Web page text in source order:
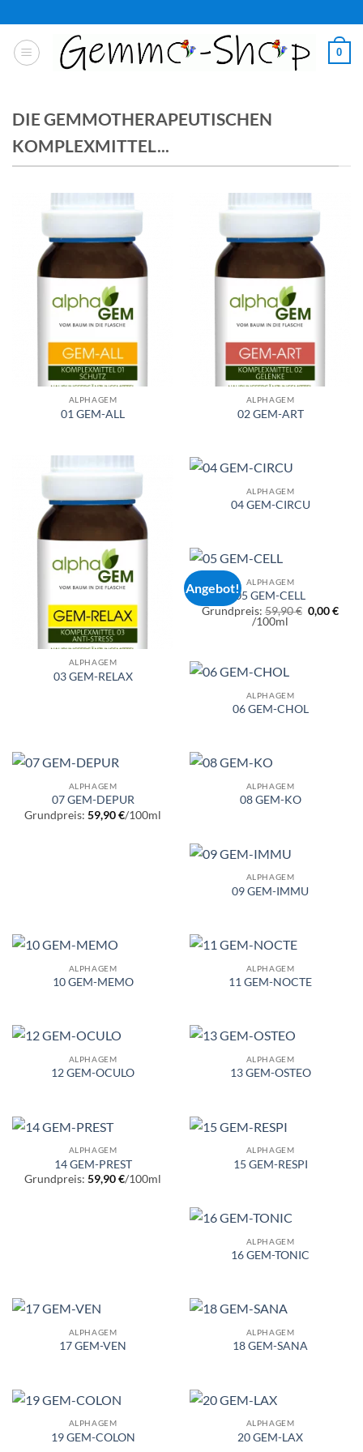
Inhalt
springen
0
DIE GEMMOTHERAPEUTISCHEN
KOMPLEXMITTEL...
ALPHAGEM
01 GEM-ALL
ALPHAGEM
02 GEM-ART
ALPHAGEM
03 GEM-RELAX
ALPHAGEM
04 GEM-CIRCU
Angebot! ALPHAGEM
05 GEM-CELL
Grundpreis: 59,90€
Preis
0,00€
Aktueller
/100ml
ALPHAGEM
06 GEM-CHOL
ALPHAGEM
07 GEM-DEPUR
Grundpreis: 59,90€/100ml
ALPHAGEM
08 GEM-KO
ALPHAGEM
09 GEM-IMMU
ALPHAGEM
10 GEM-MEMO
ALPHAGEM
11 GEM-NOCTE
ALPHAGEM
12 GEM-OCULO
ALPHAGEM
13 GEM-OSTEO
ALPHAGEM
14 GEM-PREST
Grundpreis: 59,90€/100ml
ALPHAGEM
15 GEM-RESPI
ALPHAGEM
16 GEM-TONIC
ALPHAGEM
17 GEM-VEN
ALPHAGEM
18 GEM-SANA
ALPHAGEM
19 GEM-COLON
ALPHAGEM
20 GEM-LAX